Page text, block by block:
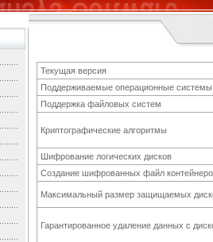
Текущая версия
Поддерживаемые операционные системы
Поддержка файловых систем
Криптографические алгоритмы
Шифрование логических дисков
Создание шифрованных файл
Максимальный размер защищаемых
Гарантированное удаление данных с